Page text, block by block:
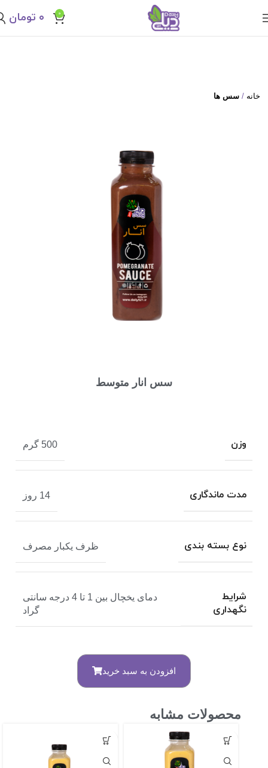
0 ۰ تومان
خانه سس ها
سس انار متوسط
وزن 500 گرم
مدت ماندگاری 14 روز
نوع بسته بندی ظرف یکبار مصرف
شرایط
نگهداری
دمای یخچال بین 1 تا 4 درجه سانتی
گراد
افزودن به سبد خرید
محصولات مشابه